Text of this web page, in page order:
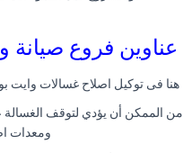
عناوين فروع
هنا فى توكيل اصلاح غسالات
من الممكن أن يؤدي لتوقف الغسالة
ومعدات